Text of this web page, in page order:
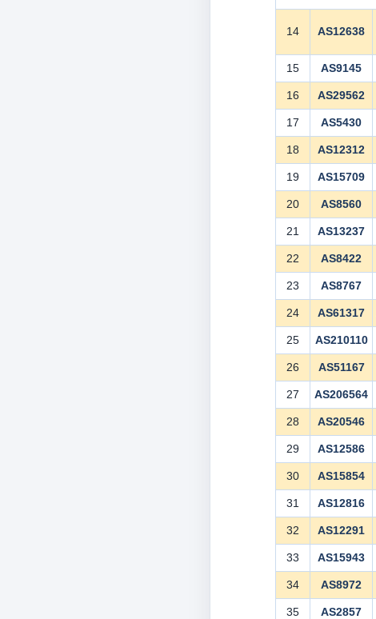
14 AS12638
15 AS9145
16 AS29562
17 AS5430
18 AS12312
19 AS15709
20 AS8560
21 AS13237
22 AS8422
23 AS8767
24 AS61317
25 AS210110
26 AS51167
27 AS206564
28 AS20546
29 AS12586
30 AS15854
31 AS12816
32 AS12291
33 AS15943
34 AS8972
35 AS2857